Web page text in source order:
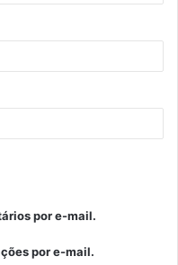
por e-mail.
por e-mail.